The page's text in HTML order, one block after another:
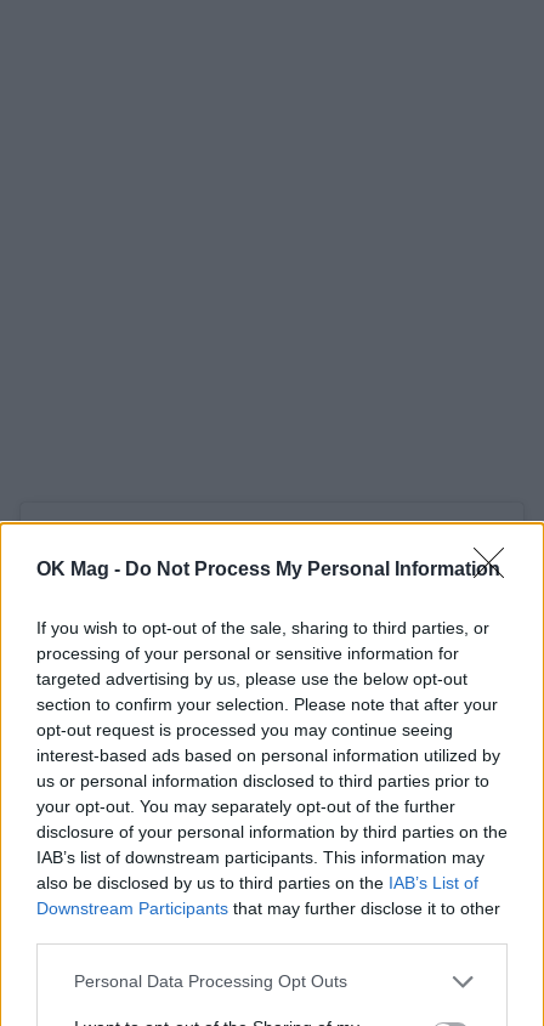
OK Mag - Do Not Process My Personal Information
If you wish to opt-out of the sale, sharing to third parties, or
processing of your personal or sensitive information for
targeted advertising by us, please use the below opt-out
section to confirm your selection. Please note that after your
opt-out request is processed you may continue seeing
interest-based ads based on personal information utilized by
us or personal information disclosed to third parties prior to
your opt-out. You may separately opt-out of the further
disclosure of your personal information by third parties on the
IAB’s list of downstream participants. This information may
also be disclosed by us to third parties on the IAB’s List of
Downstream Participants that may further disclose it to other
Personal Data Processing Opt Outs
View this post on Instagram